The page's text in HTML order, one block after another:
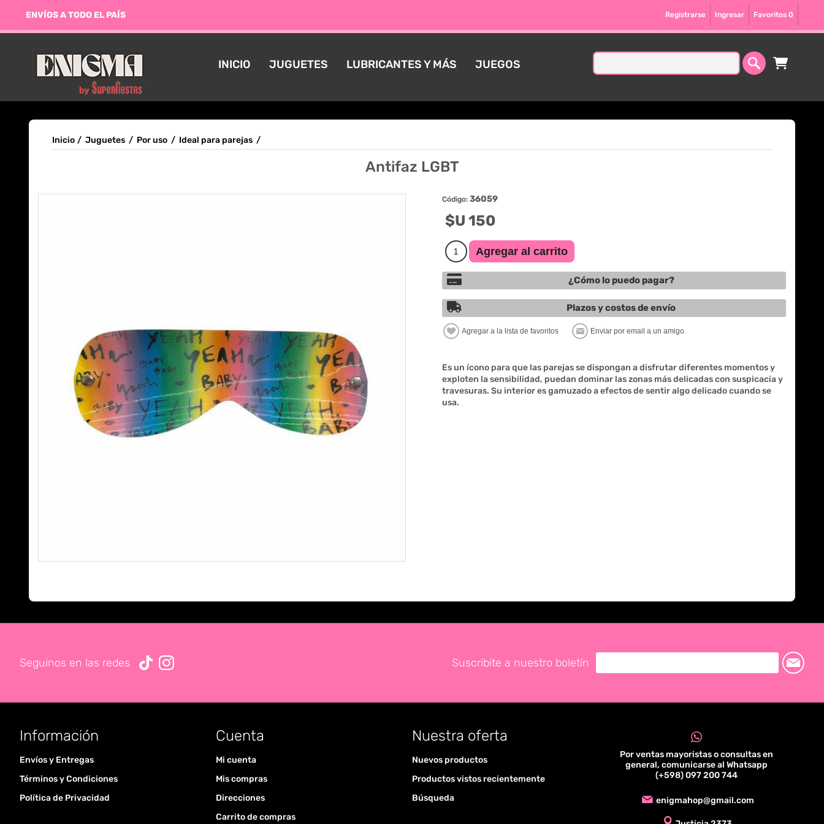
Registrarse Ingresar Favoritos 0
ENVÍOS A TODO EL PAÍS
INICIO JUGUETES LUBRICANTES Y MÁS JUEGOS
Inicio / Juguetes / Por uso / Ideal para parejas /
Antifaz LGBT
Código: 36059
$U 150
¿Cómo lo puedo pagar?
Plazos y costos de envío
Es un ícono para que las parejas se dispongan a disfrutar diferentes momentos y
exploten la sensibilidad, puedan dominar las zonas más delicadas con suspicacia y
travesuras. Su interior es gamuzado a efectos de sentir algo delicado cuando se
usa.
Seguinos en las redes Suscribite a nuestro boletín
Información
Envíos y Entregas
Términos y Condiciones
Política de Privacidad
Cuenta
Mi cuenta
Mis compras
Direcciones
Carrito de compras
Nuestra oferta
Nuevos productos
Productos vistos recientemente
Búsqueda
Por ventas mayoristas o consultas en
general, comunicarse al Whatsapp
(+598) 097 200 744
enigmahop@gmail.com